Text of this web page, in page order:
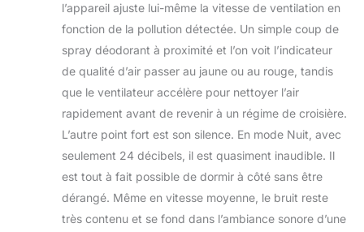
l’appareil ajuste lui-même la vitesse de ventilation en
fonction de la pollution détectée. Un simple coup de
spray déodorant à proximité et l’on voit l’indicateur
de qualité d’air passer au jaune ou au rouge, tandis
que le ventilateur accélère pour nettoyer l’air
rapidement avant de revenir à un régime de croisière.
L’autre point fort est son silence. En mode Nuit, avec
seulement 24 décibels, il est quasiment inaudible. Il
est tout à fait possible de dormir à côté sans être
dérangé. Même en vitesse moyenne, le bruit reste
très contenu et se fond dans l’ambiance sonore d’une